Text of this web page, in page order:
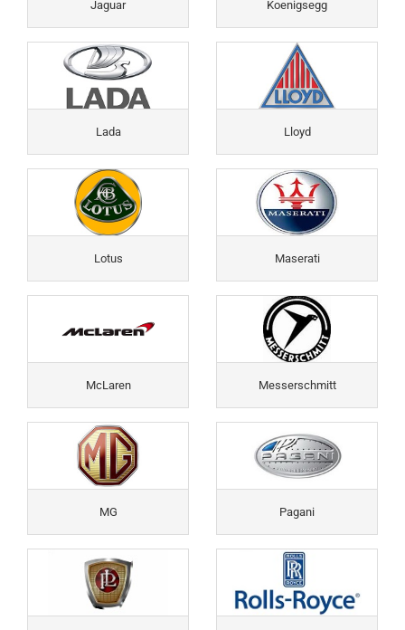
Jaguar Koenigsegg
Lada Lloyd
Lotus Maserati
McLaren Messerschmitt
MG Pagani